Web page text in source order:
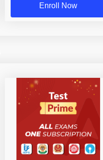
Enroll Now